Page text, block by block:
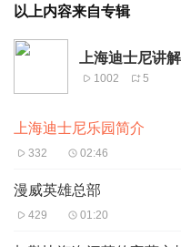
尼动画迷妹来说，这里简
男：看出来了，悠悠你今
女：当然兴奋、激动呀
具、主题乐园，而且还是
男：悠悠你这话我太赞
尼。它们不仅代表了正
中的迪士尼就是《狮子王
以上内容来自专辑
上海迪士尼讲解
1002 5
上海迪士尼乐园简介
332 02:46
漫威英雄总部
429 01:20